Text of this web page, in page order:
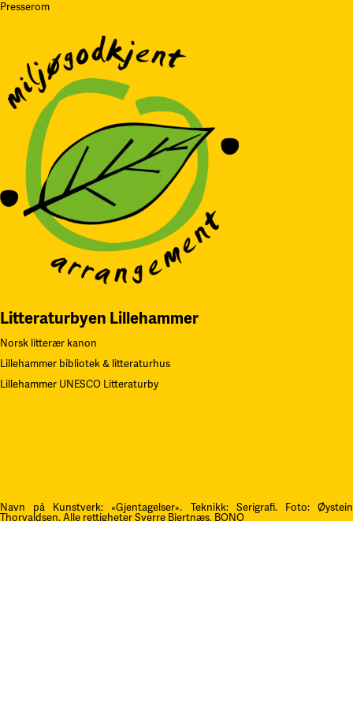
Presserom
Litteraturbyen Lillehammer
Norsk litterær kanon
Lillehammer bibliotek & litteraturhus
Lillehammer UNESCO Litteraturby
Navn på Kunstverk: «Gjentagelser». Teknikk: Serigrafi. Foto: Øystein
Thorvaldsen. Alle rettigheter Sverre Bjertnæs, BONO